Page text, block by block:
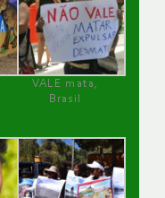
VALE mata,
Brasil